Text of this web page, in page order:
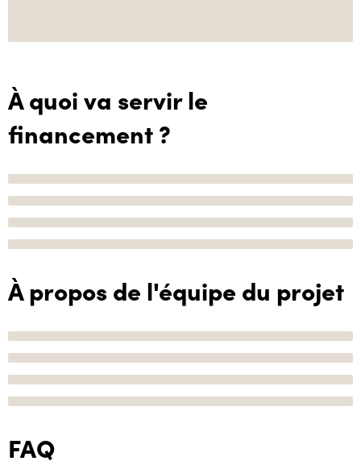
À quoi va servir le
financement ?
À propos de l'équipe du projet
FAQ